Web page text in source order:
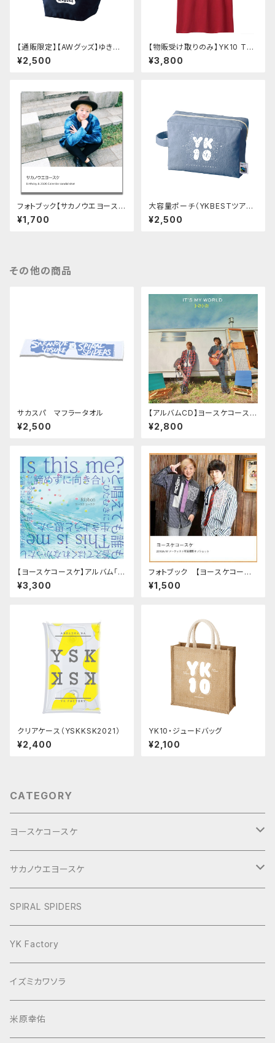
【通販限定】【AWグッズ】ゆきだ
るまランチバッグ（ヨースケコー
スケ）
¥2,500
【物販受け取りのみ】YK10 Tシ
ャツ(レッド・ライトブルー)
¥3,800
フォトブック【サカノウエヨース
ケ Birthday&2026calenda
r candid shots 】
¥1,700
大容量ポーチ（YKBESTツア
ー）
¥2,500
その他の商品
サカスパ マフラータオル
¥2,500
【アルバムCD】ヨースケコースケ
「IT'S MY WORLD」
¥2,800
【ヨースケコースケ】アルバム「Ri
bbon」
¥3,300
フォトブック 【ヨースケコース
ケ 2018 A/W アーティスト写真
撮影オフショット】
¥1,500
クリアケース（YSKKSK2021）
¥2,400
YK10・ジュードバッグ
¥2,100
CATEGORY
ヨースケコースケ
ぶらり旅2017Short
サカノウエヨースケ
ヨースケNIGHT
SPIRAL SPIDERS
YK Factory
イズミカワソラ
米原幸佑